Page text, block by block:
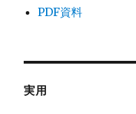
PDF資料
実用